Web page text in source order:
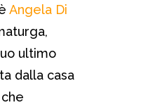
Angela Di
ultimo
dalla casa
che